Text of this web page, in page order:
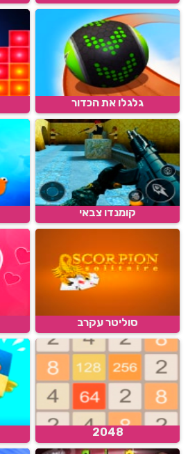
גלגלו את הכדור
קומנדו צבאי
סוליטר עקרב
2048